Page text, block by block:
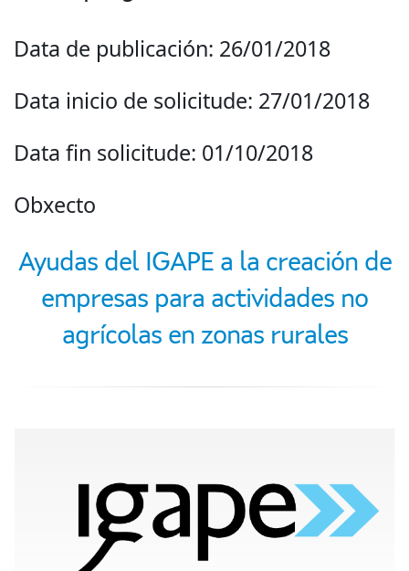
Data de publicación: 26/01/2018
Data inicio de solicitude: 27/01/2018
Data fin solicitude: 01/10/2018
Obxecto
Ayudas del IGAPE a la creación de
empresas para actividades no
agrícolas en zonas rurales